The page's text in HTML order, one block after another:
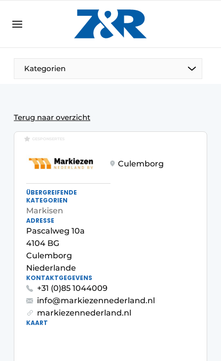
DE EN
DE
Kategorien
Terug naar overzicht
GESPONSERTES
Culemborg
ÜBERGREIFENDE
KATEGORIEN
Markisen
ADRESSE
Pascalweg 10a
4104 BG
Culemborg
Niederlande
KONTAKTGEGEVENS
+31 (0)85 1044009
info@markiezennederland.nl
markiezennederland.nl
KAART